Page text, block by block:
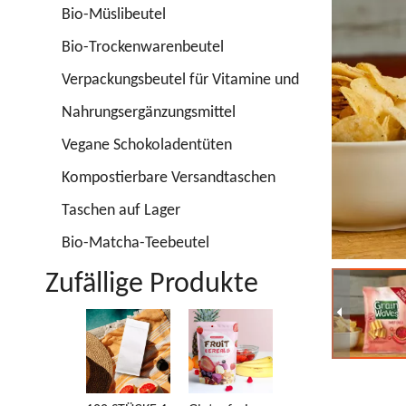
Bio-Müslibeutel
Bio-Trockenwarenbeutel
Verpackungsbeutel für Vitamine und
Nahrungsergänzungsmittel
Vegane Schokoladentüten
Kompostierbare Versandtaschen
Taschen auf Lager
Bio-Matcha-Teebeutel
Zufällige Produkte
Verpackungsb
eutel für